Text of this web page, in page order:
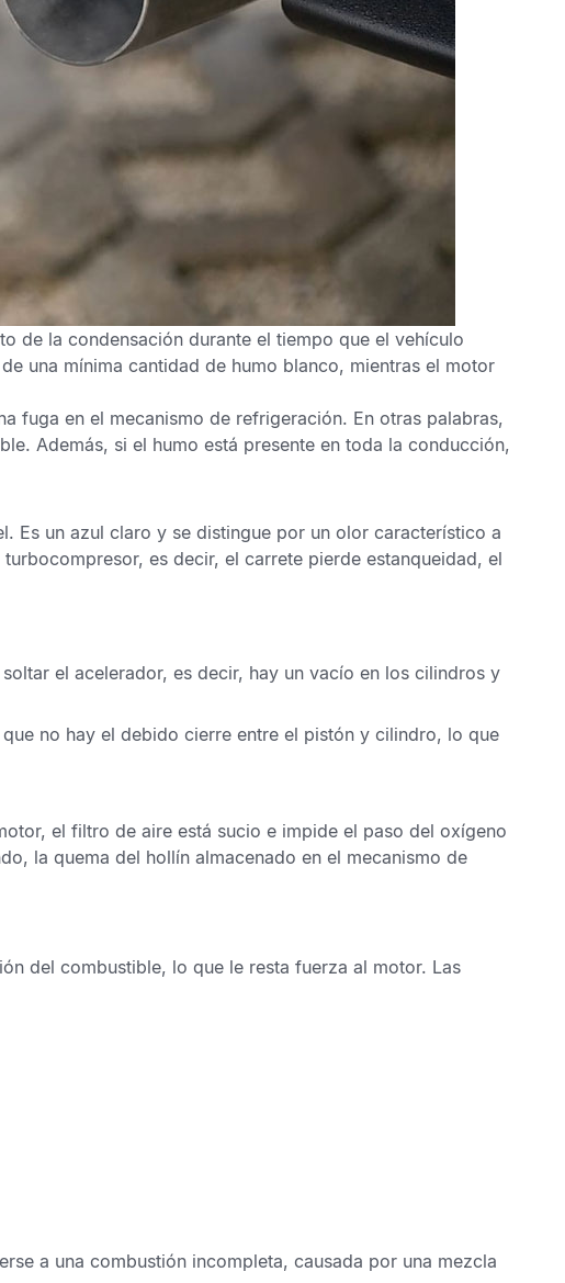
de la condensación durante el tiempo que el vehículo
una mínima cantidad de humo blanco, mientras el motor
fuga en el mecanismo de refrigeración. En otras palabras,
Además, si el humo está presente en toda la conducción,
Es un azul claro y se distingue por un olor característico a
turbocompresor, es decir, el carrete pierde estanqueidad, el
el acelerador, es decir, hay un vacío en los cilindros y
no hay el debido cierre entre el pistón y cilindro, lo que
, el filtro de aire está sucio e impide el paso del oxígeno
la quema del hollín almacenado en el mecanismo de
del combustible, lo que le resta fuerza al motor. Las
a una combustión incompleta, causada por una mezcla